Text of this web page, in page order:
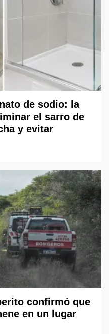
de sodio: la
el sarro de
y evitar
confirmó que
en un lugar